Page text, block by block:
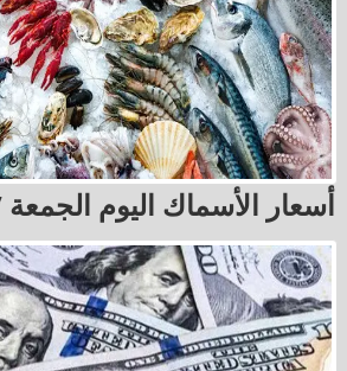
أسعار الأسماك اليوم الجمعة 7 أغسطس